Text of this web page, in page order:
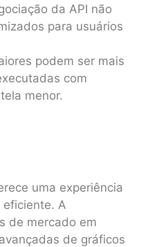
da API não
para usuários
podem ser mais
com
menor.
uma experiência
A
de mercado em
de gráficos